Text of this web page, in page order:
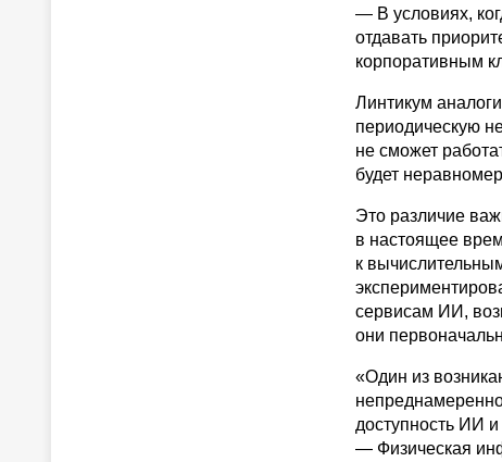
— В условиях,
отдавать
корпоративным
Линтикум
периодическую
не сможет
будет
Это различие
в настоящее
к
сервисам ИИ,
они
«Один из
доступность ИИ
— Физическая